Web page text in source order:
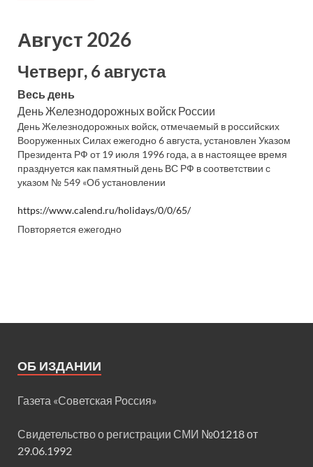
Август 2026
Четверг, 6 августа
Весь день
День Железнодорожных войск России
День Железнодорожных войск, отмечаемый в российских
Вооруженных Силах ежегодно 6 августа, установлен Указом
Президента РФ от 19 июля 1996 года, а в настоящее время
празднуется как памятный день ВС РФ в соответствии с
указом № 549 «Об установлении
https://www.calend.ru/holidays/0/0/65/
Повторяется ежегодно
ОБ ИЗДАНИИ
Газета «Советская Россия»
Свидетельство о регистрации СМИ №01218 от
29.06.1992